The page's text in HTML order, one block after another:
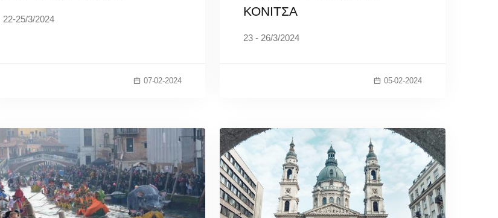
22-25/3/2024
07-02-2024
ΚΟΝΙΤΣΑ
23 - 26/3/2024
05-02-2024